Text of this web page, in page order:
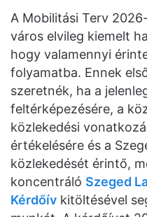
A Mobilitási Terv
város elvileg kiemelt
hogy valamennyi
folyamatba. Ennek
szeretnék, ha a
feltérképezésére, a
közlekedési
értékelésére és a
közlekedését érintő,
koncentráló Szeged
Kérdőív kitöltésével